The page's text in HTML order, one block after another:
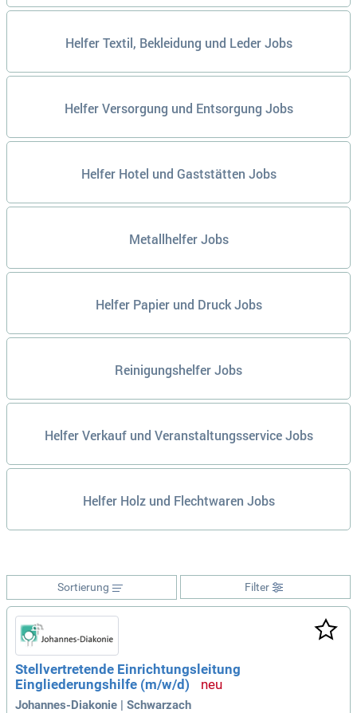
Helfer Textil, Bekleidung und Leder Jobs
Helfer Versorgung und Entsorgung Jobs
Helfer Hotel und Gaststätten Jobs
Metallhelfer Jobs
Helfer Papier und Druck Jobs
Reinigungshelfer Jobs
Helfer Verkauf und Veranstaltungsservice Jobs
Helfer Holz und Flechtwaren Jobs
Filter
Sortierung
Stellvertretende Einrichtungsleitung
Eingliederungshilfe (m/w/d)
Johannes-Diakonie | Schwarzach